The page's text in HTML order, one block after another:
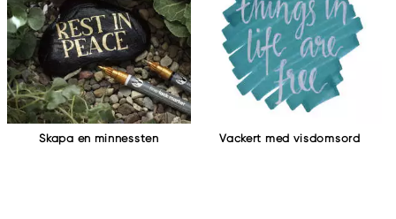
Skapa en minnessten Vackert med visdomsord